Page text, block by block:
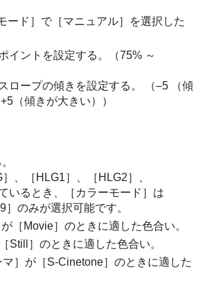
ード］ で ［マニュアル］
を選択した
イントを設定する。（75% ～
ロープの傾きを設定する。 （–5 （傾
（傾きが大きい））
［HLG1］ ［HLG2］
いるとき、 ［カラーモード］ は
］ のみが選択可能です。
が ［Movie］ のときに適した色合い。
［Still］ のときに適した色合い。
］ が［S-Cinetone］のときに適した